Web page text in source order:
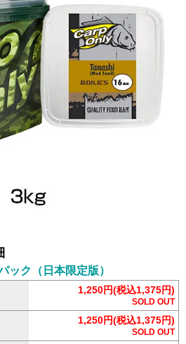
ック（日本限定版）
1,250円(税込1,375円)
SOLD OUT
1,250円(税込1,375円)
SOLD OUT